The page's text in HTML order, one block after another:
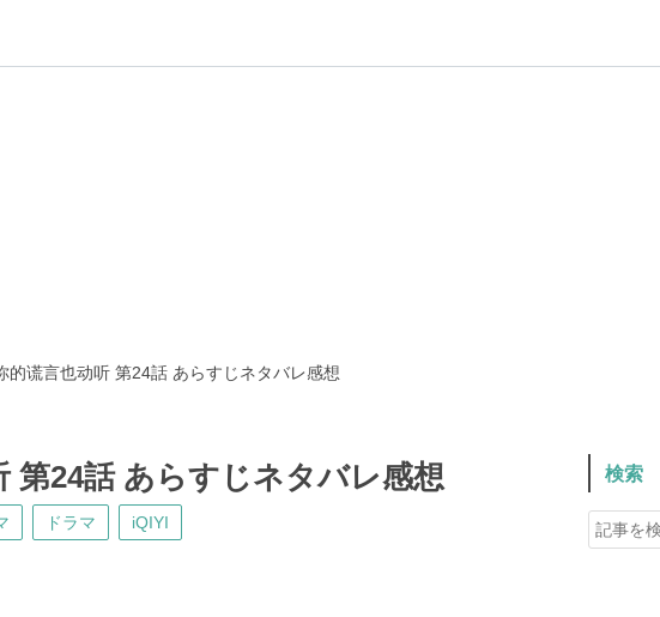
的谎言也动听 第24話 あらすじネタバレ感想
第24話 あらすじネタバレ感想
ドラマ iQIYI
検索